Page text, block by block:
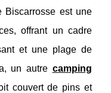
Biscarrosse est une
offrant un cadre
et une plage de
un autre camping
couvert de pins et